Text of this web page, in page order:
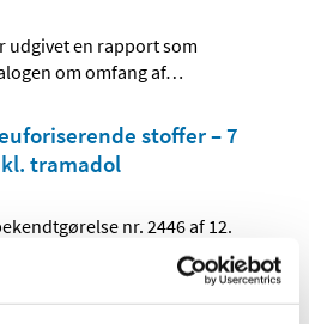
en rapport som
om omfang af…
stoffer – 7
tramadol
nr. 2446 af 12.
stoffer er der fra den …